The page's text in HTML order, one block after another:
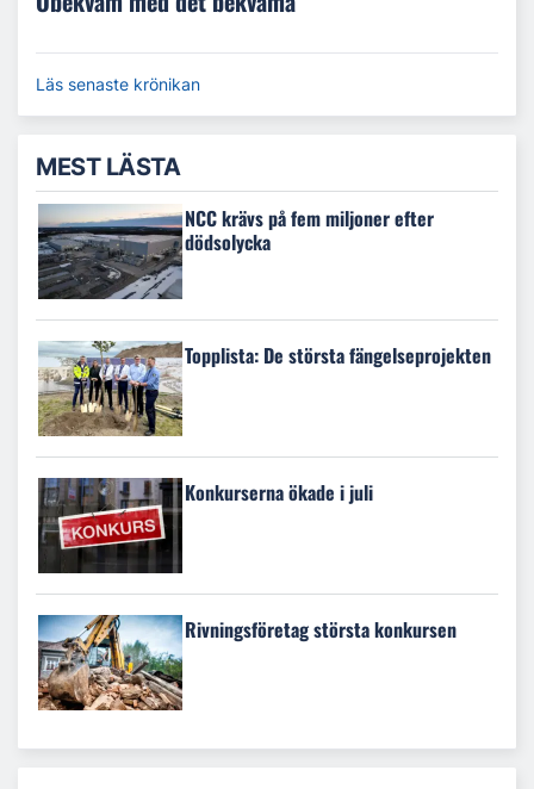
Läs senaste krönikan
MEST LÄSTA
NCC krävs på fem miljoner efter
dödsolycka
Topplista: De största fängelseprojekten
Konkurserna ökade i juli
Rivningsföretag största konkursen